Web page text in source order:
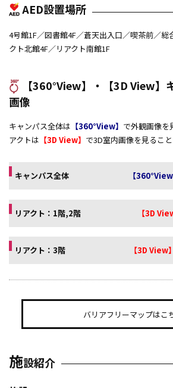
AED設置場所
4号館1F／図書館4F／蒼天出入口／喫茶前／総
クト北館4F／リアクト南館1F
【360°View】・【3D View】
画像
キャンパス全体は 【360°View】 で外観画像を
アクトは 【3D View】 で3D室内画像を見ること
キャンパス全体 【360°View
リアクト：1階,2階 【3D
リアクト：3階 【3D View】
バリアフリーマップはこ
施設紹介